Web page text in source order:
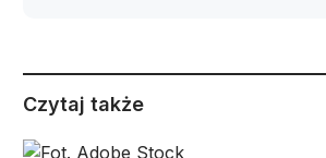
Czytaj także